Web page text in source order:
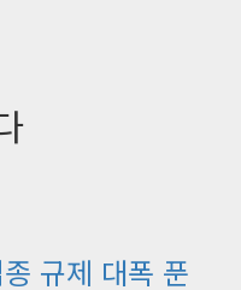
규제 대폭 푼